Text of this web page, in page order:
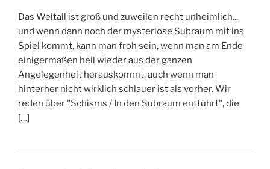
Das Weltall ist groß und zuweilen recht unheimlich...
und wenn dann noch der mysteriöse Subraum mit ins
Spiel kommt, kann man froh sein, wenn man am Ende
einigermaßen heil wieder aus der ganzen
Angelegenheit herauskommt, auch wenn man
hinterher nicht wirklich schlauer ist als vorher. Wir
reden über "Schisms / In den Subraum entführt", die
[…]